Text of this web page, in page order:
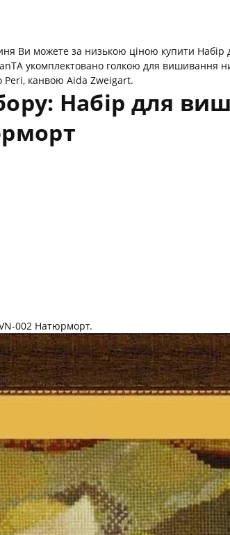
Ви можете за низькою ціною купити
укомплектовано голкою для вишивання
Peri, канвою Aida Zweigart.
Набір для
002 Натюрморт.